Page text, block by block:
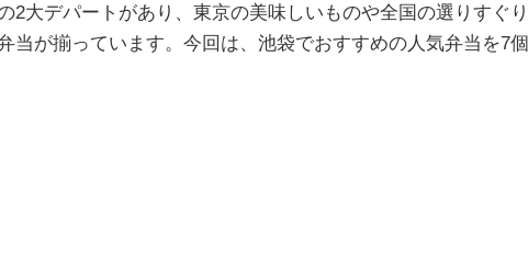
2大デパートがあり、東京の美味しいものや全国の選りすぐ
当が揃っています。今回は、池袋でおすすめの人気弁当を7